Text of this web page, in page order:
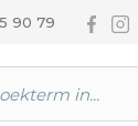
90 79 Volg